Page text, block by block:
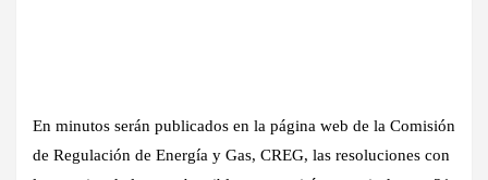
En minutos serán publicados en la página web de la Comisión
de Regulación de Energía y Gas, CREG, las resoluciones con